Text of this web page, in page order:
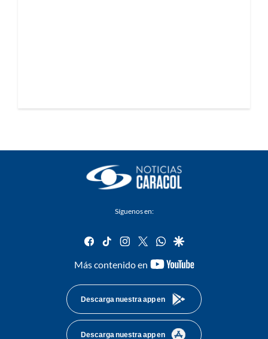
Síguenos en:
facebook
tiktok instagram
twitterwhatsapp
google
Más contenido en
youtube-
Descarga nuestra app en
Descarga nuestra app en